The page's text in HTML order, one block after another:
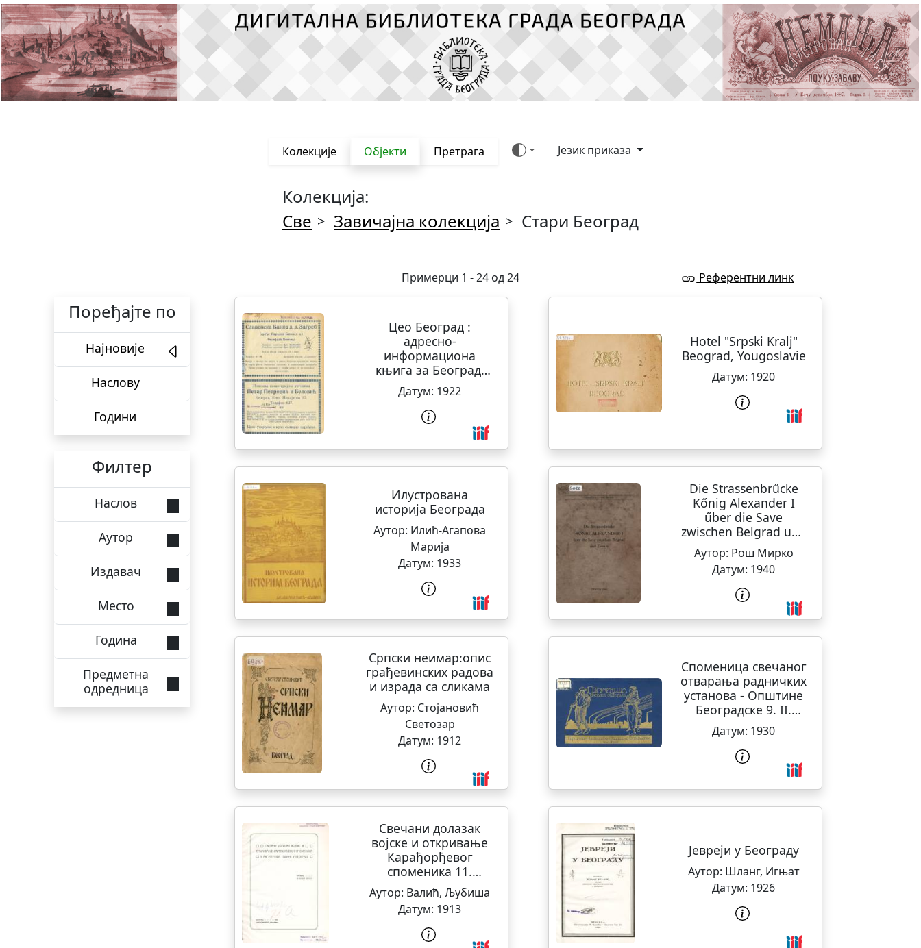
Колекције Објекти Претрага Језик приказа
Колекција:
Све > Завичајна колекција > Стари Београд
Примерци 1 - 24 од 24 Референтни линк
Поређајте по
Најновије
Наслову
Години
Филтер
Наслов
Аутор
Издавач
Место
Година
Предметна
одредница
Цео Београд :
адресно-
информациона
књига за Београд,
Земун и Топчидер
Датум: 1922
Hotel "Srpski Kralj"
Beograd, Yougoslavie
Датум: 1920
Илустрована
историја Београда
Аутор: Илић-Агапова
Марија
Датум: 1933
Die Strassenbrűcke
Kőnig Alexander I
űber die Save
zwischen Belgrad und
Zemun
Аутор: Рош Мирко
Датум: 1940
Српски неимар:опис
грађевинских радова
и израда са сликама
Аутор: Стојановић
Светозар
Датум: 1912
Споменица свечаног
отварања радничких
установа - Општине
Београдске 9. II.
1930.
Датум: 1930
Свечани долазак
војске и откривање
Карађорђевог
споменика 11.
августа 1913. године
у Београду
Аутор: Валић, Љубиша
Датум: 1913
Јевреји у Београду
Аутор: Шланг, Игњат
Датум: 1926